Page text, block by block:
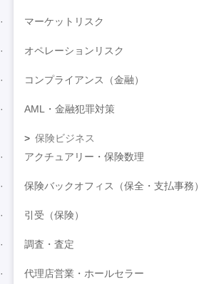
マーケットリスク
オペレーションリスク
コンプライアンス（金融）
AML・金融犯罪対策
保険ビジネス
アクチュアリー・保険数理
保険バックオフィス（保全・支払事務）
引受（保険）
調査・査定
代理店営業・ホールセラー